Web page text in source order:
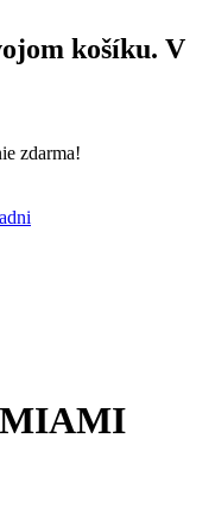
košíku. V
zdarma!
MIAMI